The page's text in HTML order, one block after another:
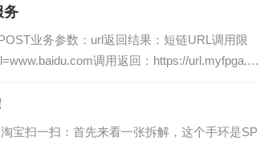
务
业务参数：url返回结果：短链URL调用限
调用返回：https://url.myfpga.c
扫一扫：首先来看一张拆解，这个手环是SP